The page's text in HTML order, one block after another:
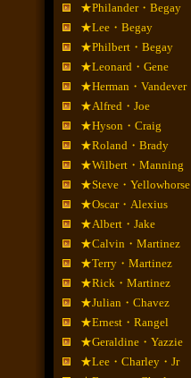
★Philander・Begay
★Lee・Begay
★Philbert・Begay
★Leonard・Gene
★Herman・Vandever
★Alfred・Joe
★Hyson・Craig
★Roland・Brady
★Wilbert・Manning
★Steve・Yellowhorse
★Oscar・Alexius
★Albert・Jake
★Calvin・Martinez
★Terry・Martinez
★Rick・Martinez
★Julian・Chavez
★Ernest・Rangel
★Geraldine・Yazzie
★Lee・Charley・Jr